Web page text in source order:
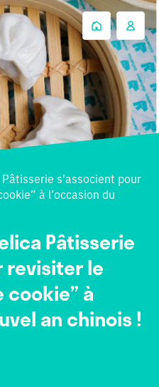
s'associent pour
à l’occasion du
Pâtisserie
revisiter le
à
an chinois !